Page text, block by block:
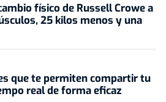
físico de Russell Crowe a
25 kilos menos y una
que te permiten compartir tu
real de forma eficaz